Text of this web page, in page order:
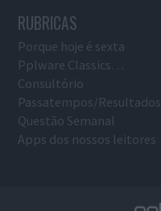
RUBRICAS
Porque hoje é sexta
Pplware Classics…
Consultório
Passatempos/Resultados
Questão Semanal
Apps dos nossos leitores